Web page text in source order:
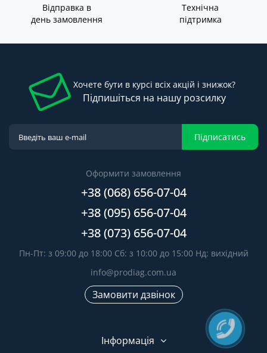
Відправка в
день замовлення
Технічна
підтримка
Хочете бути в курсі всіх акцій і знижок?
Підпишіться на нашу розсилку
Підписатись
Оформити замовлення
+38 (068) 656-07-04
+38 (095) 656-07-04
+38 (073) 656-07-04
Пн-Пт: з 09:00 до 18:00 Сб: з 10:00 до 15:00 Нд: вихідний
info@prodiag.com.ua
Замовити дзвінок
Інформація